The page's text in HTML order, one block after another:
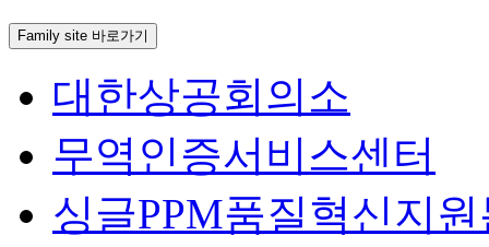
Family site 바로가기
대한상공회의소
무역인증서비스센터
싱글PPM품질혁신지